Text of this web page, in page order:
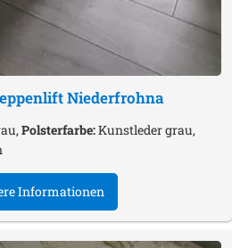
Niederfrohna
Polsterfarbe:Kunstleder grau,
Informationen